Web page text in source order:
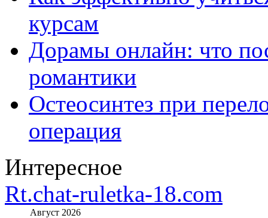
курсам
Дорамы онлайн: что
романтики
Остеосинтез при
операция
Интересное
Rt.chat-ruletka-18.com
Август 2026